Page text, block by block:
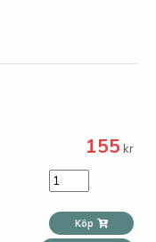
155 kr
Köp